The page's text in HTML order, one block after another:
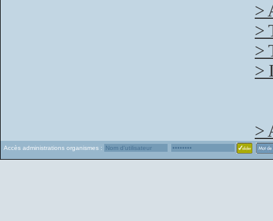
>
>
>
>
>
Accès administrations organismes :